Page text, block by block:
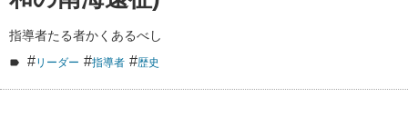
指導者たる者かくあるべし
#リーダー #指導者 #歴史